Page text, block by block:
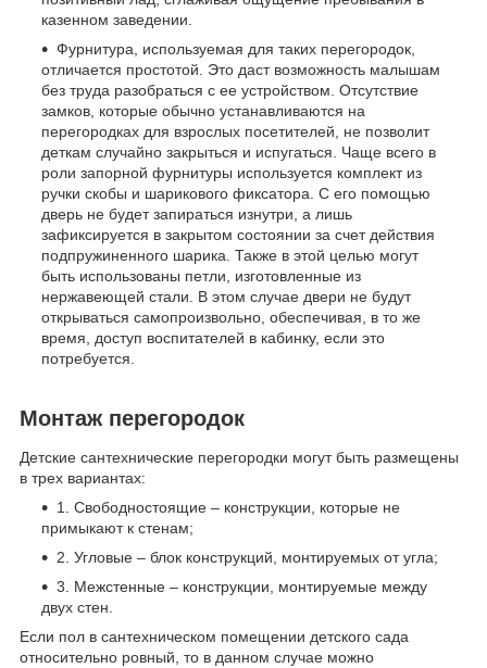
казенном заведении.
Фурнитура, используемая для таких перегородок,
отличается простотой. Это даст возможность малышам
без труда разобраться с ее устройством. Отсутствие
замков, которые обычно устанавливаются на
перегородках для взрослых посетителей, не позволит
деткам случайно закрыться и испугаться. Чаще всего в
роли запорной фурнитуры используется комплект из
ручки скобы и шарикового фиксатора. С его помощью
дверь не будет запираться изнутри, а лишь
зафиксируется в закрытом состоянии за счет действия
подпружиненного шарика. Также в этой целью могут
быть использованы петли, изготовленные из
нержавеющей стали. В этом случае двери не будут
открываться самопроизвольно, обеспечивая, в то же
время, доступ воспитателей в кабинку, если это
потребуется.
Монтаж перегородок
Детские сантехнические перегородки могут быть размещены
в трех вариантах:
1. Свободностоящие – конструкции, которые не
примыкают к стенам;
2. Угловые – блок конструкций, монтируемых от угла;
3. Межстенные – конструкции, монтируемые между
двух стен.
Если пол в сантехническом помещении детского сада
относительно ровный, то в данном случае можно